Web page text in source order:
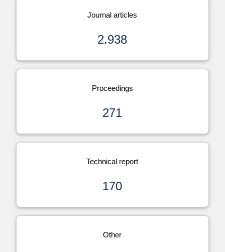
Journal articles
2.938
Proceedings
271
Technical report
170
Other